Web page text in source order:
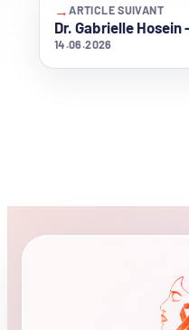
→ARTICLE SUIVANT
Dr. Gabrielle Hosein
14.06.2026